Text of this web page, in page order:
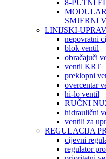
8-PUTNI
SMJERNI
LINIJSKI-
nepovratni
blok ventil
obračajuči
ventil KRT
preklopni
overcentar
hi-lo ventil
RUČNI
hidraulični
ventili za
REGULACIJA
cijevni
regulator